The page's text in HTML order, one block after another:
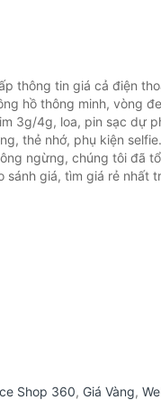
thông tin giá cả điện
hồ thông minh, vòng
3g/4g, loa, pin sạc dự
thẻ nhớ, phụ kiện
ngừng, chúng tôi đã
sánh giá, tìm giá rẻ nhất
Shop 360, Giá Vàng,